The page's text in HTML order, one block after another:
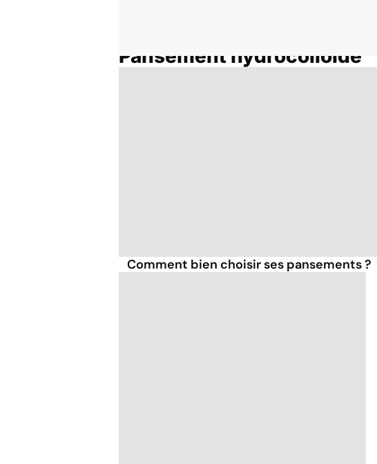
Pansement hydrocolloïde
Comment bien choisir ses pansements ?